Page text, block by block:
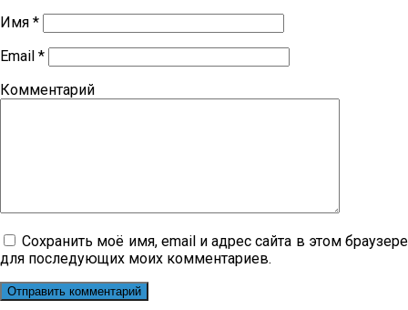
Имя *
Email *
Комментарий
Сохранить моё имя, email и адрес сайта в этом браузере
для последующих моих комментариев.